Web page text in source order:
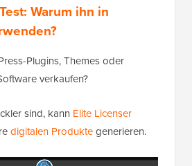
Warum ihn in
Plugins, Themes oder
verkaufen?
sind, kann Elite Licenser
digitalen Produktegenerieren.